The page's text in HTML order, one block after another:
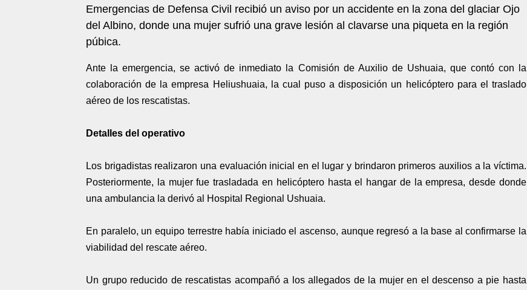
Emergencias de Defensa Civil recibió un aviso por un accidente en la zona del glaciar Ojo
del Albino, donde una mujer sufrió una grave lesión al clavarse una piqueta en la región
púbica.
Ante la emergencia, se activó de inmediato la Comisión de Auxilio de Ushuaia, que contó con la
colaboración de la empresa Heliushuaia, la cual puso a disposición un helicóptero para el traslado
aéreo de los rescatistas.
Detalles del operativo
Los brigadistas realizaron una evaluación inicial en el lugar y brindaron primeros auxilios a la víctima.
Posteriormente, la mujer fue trasladada en helicóptero hasta el hangar de la empresa, desde donde
una ambulancia la derivó al Hospital Regional Ushuaia.
En paralelo, un equipo terrestre había iniciado el ascenso, aunque regresó a la base al confirmarse la
viabilidad del rescate aéreo.
Un grupo reducido de rescatistas acompañó a los allegados de la mujer en el descenso a pie hasta